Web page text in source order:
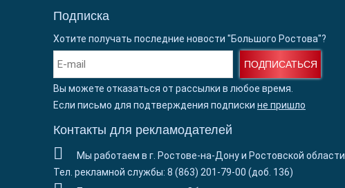
Подписка
Хотите получать последние новости "Большого Ростова"?
ПОДПИСАТЬСЯ
Вы можете отказаться от рассылки в любое время.
Если письмо для подтверждения подписки не пришло
Контакты для рекламодателей
Мы работаем в г. Ростове-на-Дону и Ростовской области
Тел. рекламной службы: 8 (863) 201-79-00 (доб. 136)